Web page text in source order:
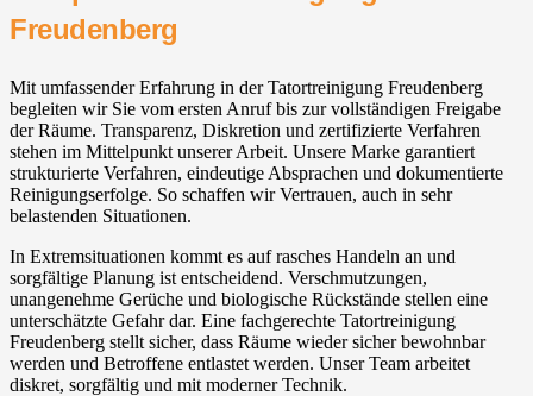
Freudenberg
Mit umfassender Erfahrung in der Tatortreinigung Freudenberg
begleiten wir Sie vom ersten Anruf bis zur vollständigen Freigabe
der Räume. Transparenz, Diskretion und zertifizierte Verfahren
stehen im Mittelpunkt unserer Arbeit. Unsere Marke garantiert
strukturierte Verfahren, eindeutige Absprachen und dokumentierte
Reinigungserfolge. So schaffen wir Vertrauen, auch in sehr
belastenden Situationen.
In Extremsituationen kommt es auf rasches Handeln an und
sorgfältige Planung ist entscheidend. Verschmutzungen,
unangenehme Gerüche und biologische Rückstände stellen eine
unterschätzte Gefahr dar. Eine fachgerechte Tatortreinigung
Freudenberg stellt sicher, dass Räume wieder sicher bewohnbar
werden und Betroffene entlastet werden. Unser Team arbeitet
diskret, sorgfältig und mit moderner Technik.